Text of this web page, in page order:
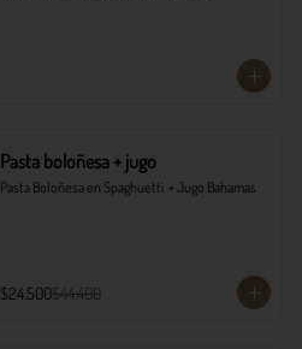
Pasta boloñesa + jugo
Pasta Boloñesa en Spaghuetti  + Jugo Bahamas
$24.500$44.400